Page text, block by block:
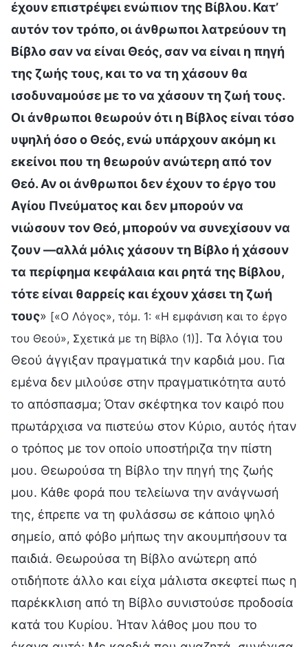
έχουν επιστρέψει ενώπιον της Βίβλου. Κατ’
αυτόν τον τρόπο, οι άνθρωποι λατρεύουν τη
Βίβλο σαν να είναι Θεός, σαν να είναι η πηγή
της ζωής τους, και το να τη χάσουν θα
ισοδυναμούσε με το να χάσουν τη ζωή τους.
Οι άνθρωποι θεωρούν ότι η Βίβλος είναι τόσο
υψηλή όσο ο Θεός, ενώ υπάρχουν ακόμη κι
εκείνοι που τη θεωρούν ανώτερη από τον
Θεό. Αν οι άνθρωποι δεν έχουν το έργο του
Αγίου Πνεύματος και δεν μπορούν να
νιώσουν τον Θεό, μπορούν να συνεχίσουν να
ζουν —αλλά μόλις χάσουν τη Βίβλο ή χάσουν
τα περίφημα κεφάλαια και ρητά της Βίβλου,
τότε είναι θαρρείς και έχουν χάσει τη ζωή
τους» [«Ο Λόγος», τόμ. 1: «Η εμφάνιση και το έργο
του Θεού», Σχετικά με τη Βίβλο (1)]. Τα λόγια του
Θεού άγγιξαν πραγματικά την καρδιά μου. Για
εμένα δεν μιλούσε στην πραγματικότητα αυτό
το απόσπασμα; Όταν σκέφτηκα τον καιρό που
πρωτάρχισα να πιστεύω στον Κύριο, αυτός ήταν
ο τρόπος με τον οποίο υποστήριζα την πίστη
μου. Θεωρούσα τη Βίβλο την πηγή της ζωής
μου. Κάθε φορά που τελείωνα την ανάγνωσή
της, έπρεπε να τη φυλάσσω σε κάποιο ψηλό
σημείο, από φόβο μήπως την ακουμπήσουν τα
παιδιά. Θεωρούσα τη Βίβλο ανώτερη από
οτιδήποτε άλλο και είχα μάλιστα σκεφτεί πως η
παρέκκλιση από τη Βίβλο συνιστούσε προδοσία
κατά του Κυρίου. Ήταν λάθος μου που το